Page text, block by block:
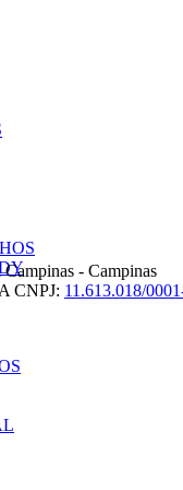
Campinas - Campinas
CNPJ: 11.613.018/